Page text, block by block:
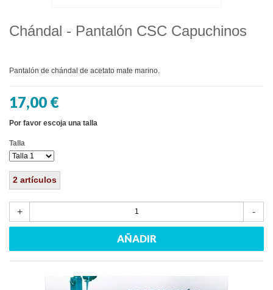
Chándal - Pantalón CSC Capuchinos
Pantalón de chándal de acetato mate marino.
17,00 €
Por favor escoja una talla
Talla
2 artículos
-
+
AÑADIR